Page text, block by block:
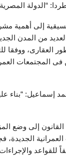
“الدولة
إلى أهمية
العديد من المدن
العقارى،
إسماعيل:
إلى وضع
الجديدة،
للقواعد